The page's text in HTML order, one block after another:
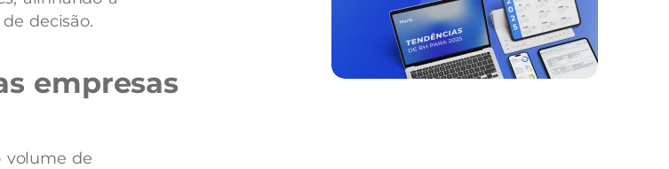
decisão.
empresas
volume de